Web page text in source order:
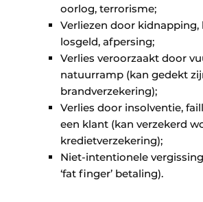
oorlog, terrorisme;
Verliezen door kidnapping,
losgeld, afpersing;
Verlies veroorzaakt door
natuurramp (kan gedekt
brandverzekering);
Verlies door insolventie,
een klant (kan verzekerd
kredietverzekering);
Niet-intentionele
‘fat finger’ betaling).